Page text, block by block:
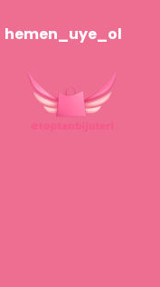
hemen_uye_ol